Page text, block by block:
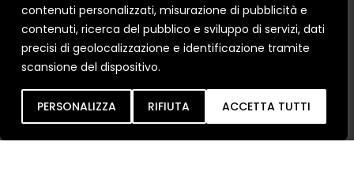
contenuti personalizzati, misurazione di pubblicità e
contenuti, ricerca del pubblico e sviluppo di servizi, dati
precisi di geolocalizzazione e identificazione tramite
scansione del dispositivo.
PERSONALIZZA RIFIUTA ACCETTA TUTTI
InobIA